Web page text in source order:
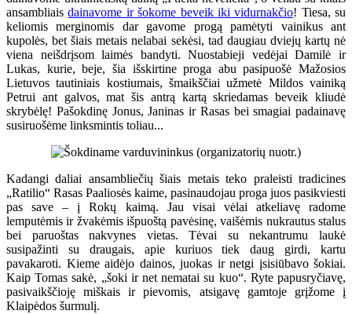
ansambliaisdainavome ir šokome beveik iki vidurnakčio! Tiesa, su
keliomis merginomis dar gavome progą pamėtyti vainikus ant
kupolės, bet šiais metais nelabai sekėsi, tad daugiau dviejų kartų nė
viena neišdrįsom laimės bandyti. Nuostabieji vedėjai Damilė ir
Lukas, kurie, beje, šia išskirtine proga abu pasipuošė Mažosios
Lietuvos tautiniais kostiumais, šmaikščiai užmetė Mildos vainiką
Petrui ant galvos, mat šis antrą kartą skriedamas beveik kliudė
skrybėlę! Pašokdinę Jonus, Janinas ir Rasas bei smagiai padainavę
susiruošėme linksmintis toliau...
Kadangi daliai ansambliečių šiais metais teko praleisti tradicines
„Ratilio“ Rasas Paaliosės kaime, pasinaudojau proga juos pasikviesti
pas save – į Rokų kaimą. Jau visai vėlai atkeliavę radome
lemputėmis ir žvakėmis išpuoštą pavėsinę, vaišėmis nukrautus stalus
bei paruoštas nakvynes vietas. Tėvai su nekantrumu laukė
susipažinti su draugais, apie kuriuos tiek daug girdi, kartu
pavakaroti. Kieme aidėjo dainos, juokas ir netgi įsisiūbavo šokiai.
Kaip Tomas sakė, „šoki ir net nematai su kuo“. Ryte papusryčiavę,
pasivaikščioję miškais ir pievomis, atsigavę gamtoje grįžome į
Klaipėdos šurmulį.